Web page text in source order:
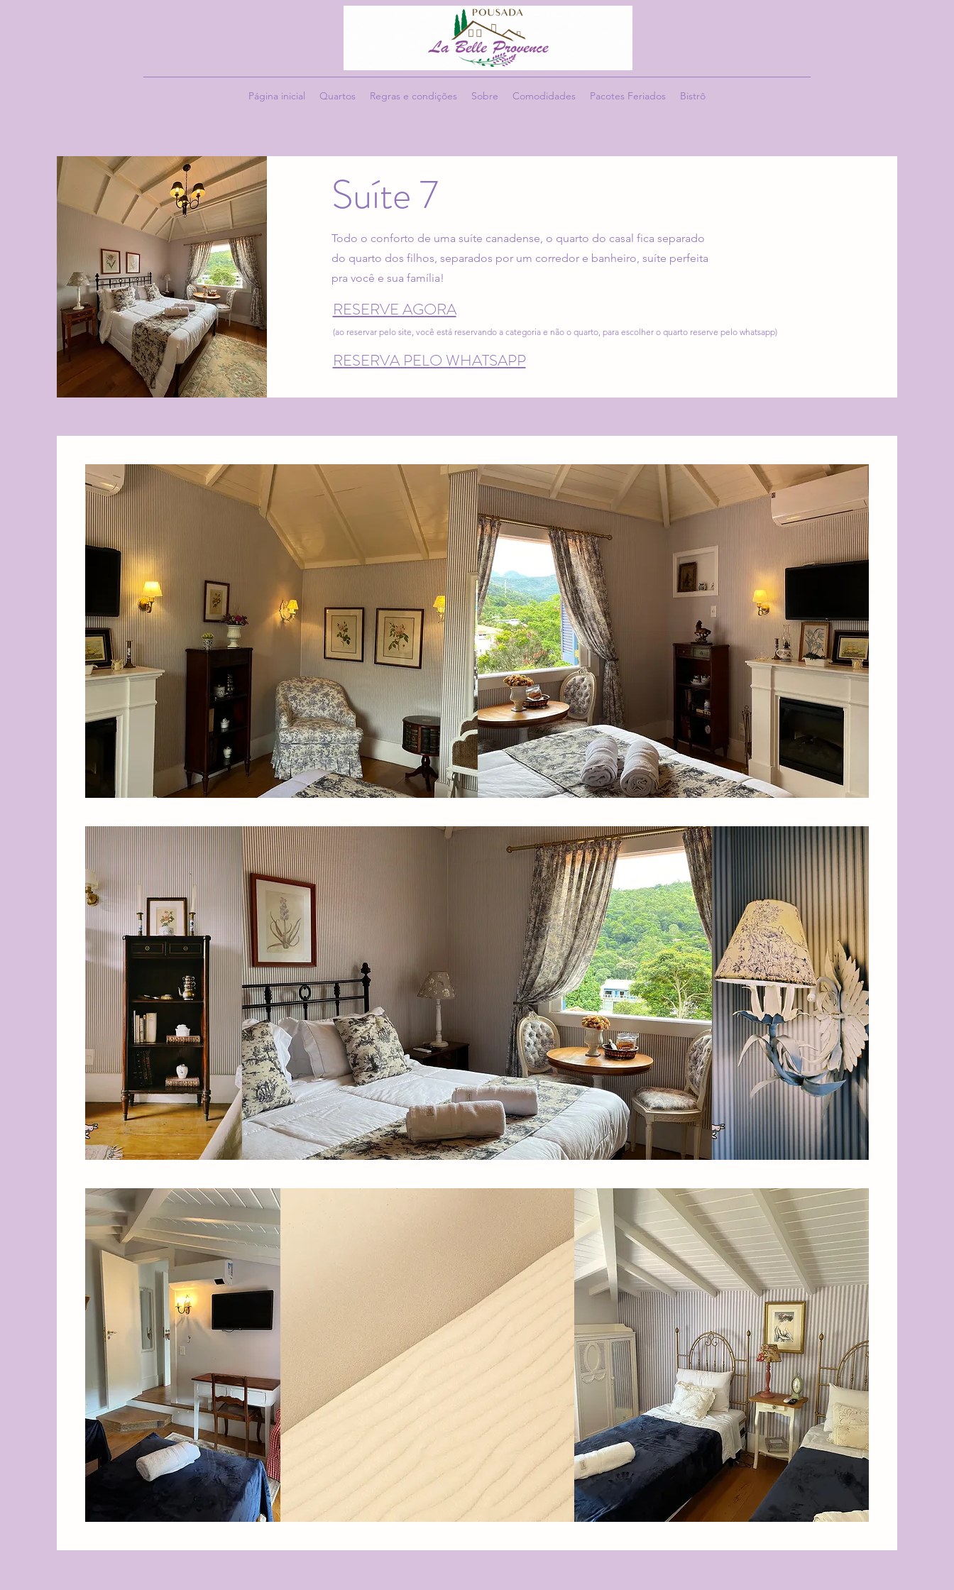
Página inicial Quartos Regras e condições Sobre Comodidades Pacotes Feriados Bistrô
Suíte 7
Todo o conforto de uma suíte canadense, o quarto do casal fica separado
do quarto dos filhos, separados por um corredor e banheiro, suíte perfeita
pra você e sua família!
RESERVE AGORA
(ao reservar pelo site, você está reservando a categoria e não o quarto, para escolher o quarto reserve pelo whatsapp)
RESERVA PELO WHATSAPP